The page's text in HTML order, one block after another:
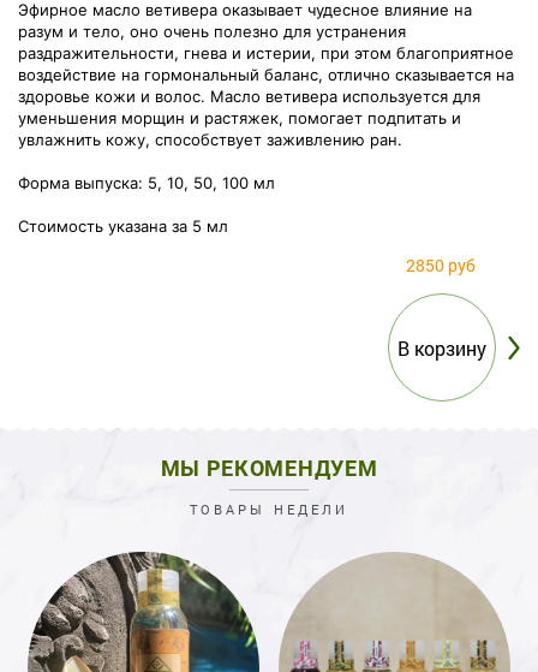
Эфирное масло ветивера оказывает чудесное влияние на
разум и тело, оно очень полезно для устранения
раздражительности, гнева и истерии, при этом благоприятное
воздействие на гормональный баланс, отлично сказывается на
здоровье кожи и волос. Масло ветивера используется для
уменьшения морщин и растяжек, помогает подпитать и
увлажнить кожу, способствует заживлению ран.
Форма выпуска: 5, 10, 50, 100 мл
Стоимость указана за 5 мл
2850 руб
МЫ РЕКОМЕНДУЕМ
ТОВАРЫ НЕДЕЛИ